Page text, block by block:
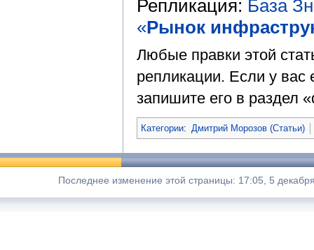
Репликация: База
«Рынок
Любые правки этой
репликации. Если у вас
запишите его в раздел
Категории: Дмитрий Морозов (Статьи)
Последнее изменение этой страницы: 17:05, 5